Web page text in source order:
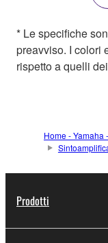
* Le specifiche
preavviso. I colori
rispetto a quelli
Home - Yamaha
Prodotti